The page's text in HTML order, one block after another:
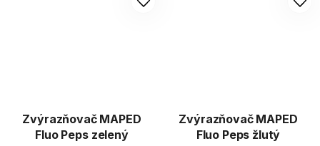
Zvýrazňovač MAPED
Fluo Peps zelený
Zvýrazňovač MAPED
Fluo Peps žlutý